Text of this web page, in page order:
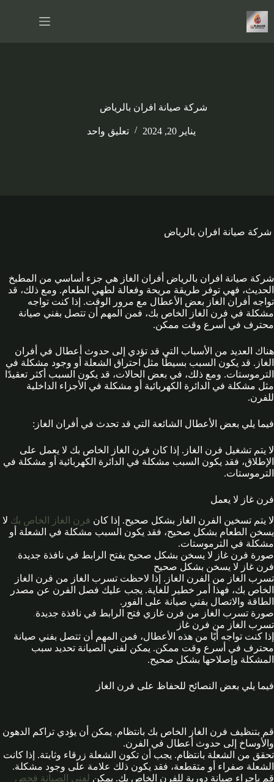
المحتوى
شركة صيانة افران بالرياض
يناير 20, 2024 تعليق واحد
شركة صيانة افران بالرياض
شركة صيانة افران بالرياض أفران الغاز هي جزء أساسي من المطبخ
الحديث، فهي توفر طريقة مريحة وفعالة لطهي الطعام. ومع ذلك، قد
تواجه أفران الغاز بعض الأعطال مع مرور الوقت. إذا كنت تواجه
مشكلة في فرن الغاز الخاص بك، فمن المهم أن تتصل بفني صيانة
محترف في أسرع وقت ممكن.
هناك العديد من الأسباب التي قد تؤدي إلى حدوث أعطال في أفران
الغاز. قد يكون السبب بسيطًا مثل احتراق الشعلة أو وجود مشكلة في
الترموستات. ومع ذلك، في بعض الحالات، قد يكون السبب أكثر تعقيدًا
مثل مشكلة في الدائرة الكهربائية أو مشكلة في الأجزاء الداخلية
للفرن.
فيما يلي بعض الأعطال الشائعة التي قد تحدث في أفران الغاز:
لا يتم تشغيل فرن الغاز. إذا كان فرن الغاز الخاص بك لا يعمل على
الإطلاق، فقد يكون السبب مشكلة في الدائرة الكهربائية أو مشكلة في
الترموستات.
فرن غاز لا يعمل
لا يتم تسخين الفرن الغاز بشكل صحيح. إذا كان فرن الغاز الخاص بك لا
يسخن الطعام بشكل صحيح، فقد يكون السبب مشكلة في الشعلة أو
مشكلة في الترموستات.
صورة فرن غاز لا يسخن بشكل صحيح يفتح الرابط في نافذة جديدة.
فرن غاز لا يسخن بشكل صحيح
تسرب الغاز من الفرن الغاز. إذا لاحظت تسرب الغاز من فرن الغاز
الخاص بك، فهذا أمر خطير للغاية. يجب عليك فصل الفرن عن مصدر
الطاقة والاتصال بفني صيانة على الفور.
صورة تسرب الغاز من فرن غازي فتح الرابط في نافذة جديدة.
تسرب الغاز من فرن غاز
إذا كنت تواجه أيًا من هذه الأعطال، فمن المهم أن تتصل بفني صيانة
محترف في أسرع وقت ممكن. يمكن لفني الصيانة تحديد سبب
المشكلة وإصلاحها بشكل صحيح.
فيما يلي بعض النصائح للحفاظ على فرن الغاز
قم بتنظيف فرن الغاز الخاص بك بانتظام. يمكن أن يؤدي تراكم الدهون
والأوساخ إلى حدوث أعطال في الفرن.
تحقق من الشعلة بانتظام. يجب أن تكون الشعلة زرقاء وثابتة. إذا كانت
الشعلة صفراء أو متقطعة، فقد يكون ذلك علامة على وجود مشكلة.
قم بإجراء صيانة دورية للفرن الخاص بك. يمكن لفني الصيانة فحص